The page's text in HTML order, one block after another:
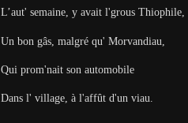
L’aut' semaine, y avait l'grous Thiophile,
Un bon gâs, malgré qu' Morvandiau,
Qui prom'nait son automobile
Dans l' village, à l'affût d'un viau.